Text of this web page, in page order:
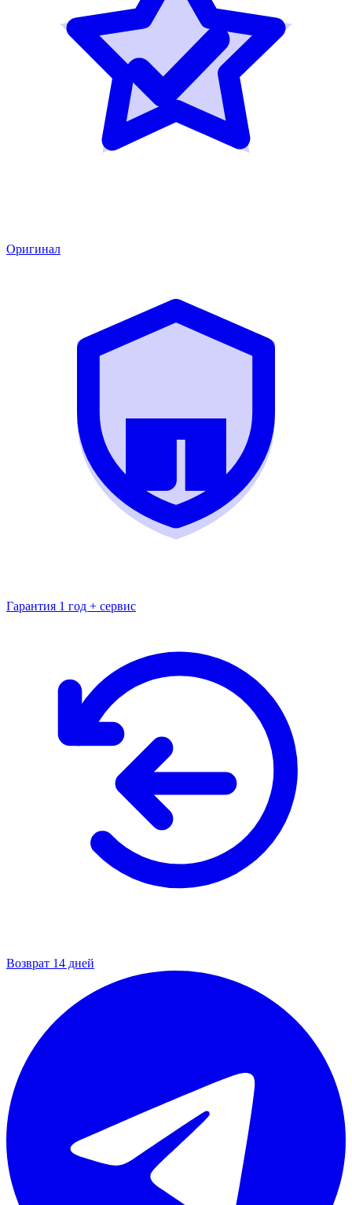
Оригинал
Гарантия 1 год + сервис
Возврат 14 дней